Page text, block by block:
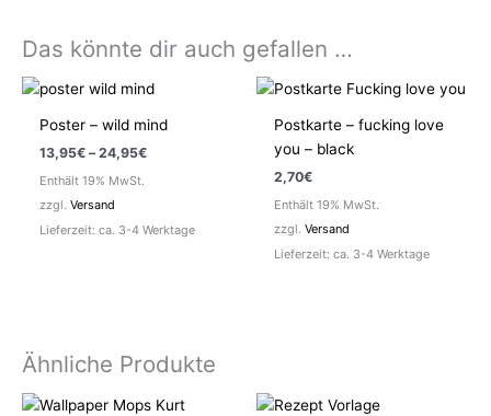
Das könnte dir auch gefallen …
Poster – wild mind
13,95€ –24,95€Preisspanne:
Enthält 19% MwSt.
zzgl.Versand
Lieferzeit: ca. 3-4 Werktage
Postkarte – fucking love
you – black
2,70€
Enthält 19% MwSt.
zzgl.Versand
Lieferzeit: ca. 3-4 Werktage
Ähnliche Produkte